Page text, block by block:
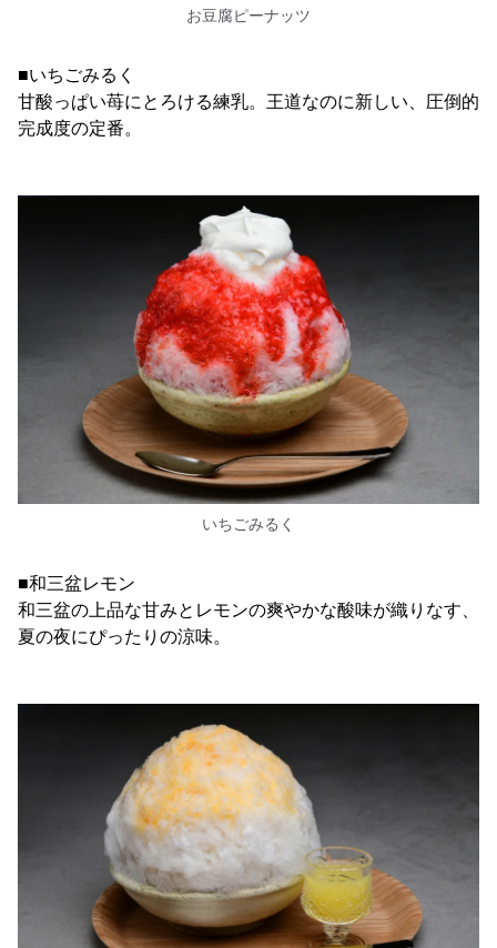
お豆腐ピーナッツ
■いちごみるく
甘酸っぱい苺にとろける練乳。王道なのに新しい、圧倒的
完成度の定番。
いちごみるく
■和三盆レモン
和三盆の上品な甘みとレモンの爽やかな酸味が織りなす、
夏の夜にぴったりの涼味。